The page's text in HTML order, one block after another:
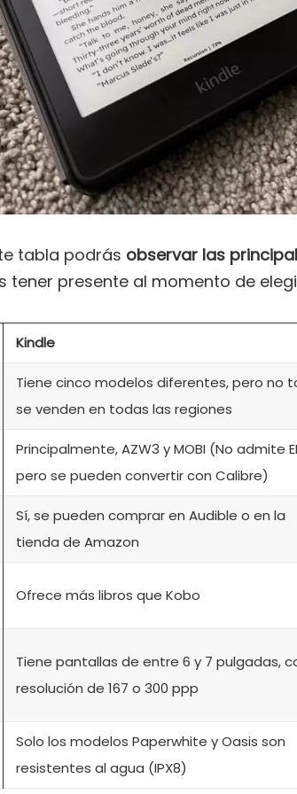
tabla podrás observar las
tener presente al momento de
Kindle
Tiene cinco modelos diferentes, pero no
se venden en todas las regiones
Principalmente, AZW3 y MOBI (No admite
pero se pueden convertir con Calibre)
Sí, se pueden comprar en Audible o en la
tienda de Amazon
Ofrece más libros que Kobo
Tiene pantallas de entre 6 y 7 pulgadas,
resolución de 167 o 300 ppp
Solo los modelos Paperwhite y Oasis son
resistentes al agua (IPX8)